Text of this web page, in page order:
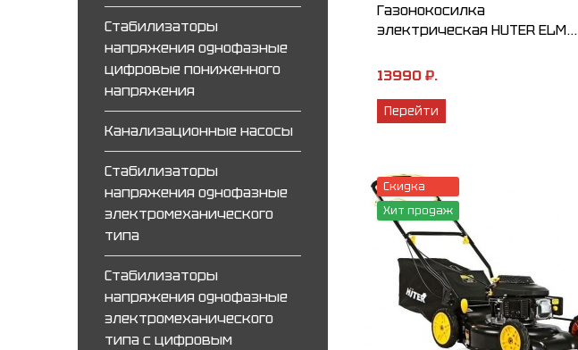
Стабилизаторы
напряжения однофазные
цифровые пониженного
напряжения
Канализационные насосы
Стабилизаторы
напряжения однофазные
электромеханического
типа
Стабилизаторы
напряжения однофазные
электромеханического
типа с цифровым
Газонокосилка
электрическая HUTER ELM...
13990 ₽.
Перейти
Скидка
Хит продаж